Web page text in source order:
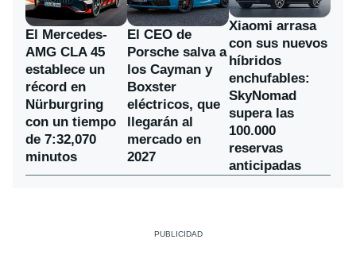
El Mercedes-
AMG CLA 45
establece un
récord en
Nürburgring
con un tiempo
de 7:32,070
minutos
El CEO de
Porsche salva a
los Cayman y
Boxster
eléctricos, que
llegarán al
mercado en
2027
Xiaomi arrasa
con sus nuevos
híbridos
enchufables:
SkyNomad
supera las
100.000
reservas
anticipadas